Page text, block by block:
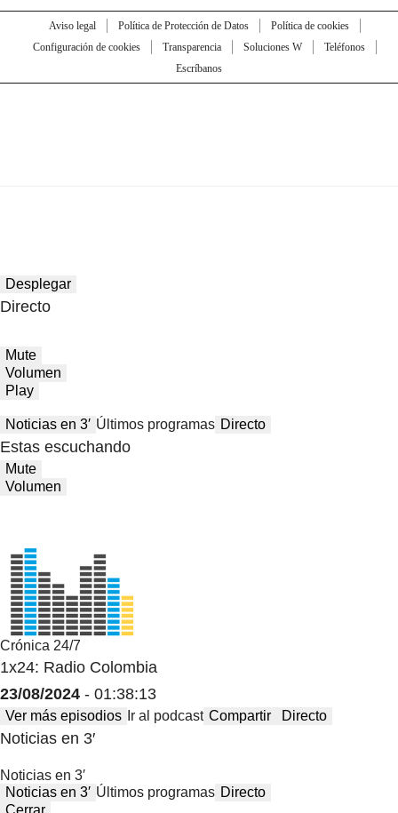
Aviso legal Política de Protección de Datos
Política de cookies
Configuración de cookies
Transparencia Soluciones W
Teléfonos
Escríbanos
Desplegar
Directo
Mute
Volumen
Play
Noticias en 3′ Últimos programas Directo
Estas escuchando
Mute
Volumen
Crónica 24/7
1x24: Radio Colombia
23/08/2024 - 01:38:13
Ver más episodios Ir al podcast Compartir Directo
Noticias en 3′
Noticias en 3′
Noticias en 3′ Últimos programas Directo